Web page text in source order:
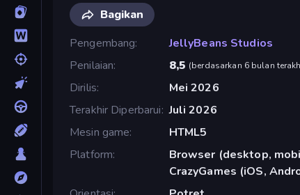
Bagikan
Pengembang
JellyBeans Studios
Penilaian
8,5 (berdasarkan 6 bulan
Dirilis
Mei 2026
Terakhir Diperbarui Juli 2026
Mesin game
HTML5
Platform
Browser (desktop,
CrazyGames (iOS,